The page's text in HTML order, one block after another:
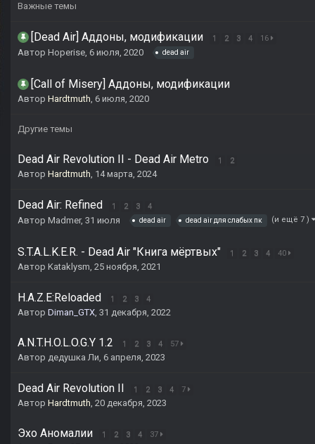
Важные темы
[Dead Air] Аддоны, модификации 1 2 3 4 16
Автор Hoperise, 6 июля, 2020 dead air
[Call of Misery] Аддоны, модификации
Автор Hardtmuth, 6 июля, 2020
Другие темы
Dead Air Revolution II - Dead Air Metro 1 2
Автор Hardtmuth, 14 марта, 2024
Dead Air: Refined 1 2 3 4
Автор Madmer, 31 июля dead air dead air для слабых пк (и ещё 7 )
S.T.A.L.K.E.R. - Dead Air "Книга мёртвых" 1 2 3 4 40
Автор Kataklysm, 25 ноября, 2021
H.A.Z.E:Reloaded 1 2 3 4
Автор Diman_GTX, 31 декабря, 2022
A.N.T.H.O.L.O.G.Y 1.2 1 2 3 4 57
Автор дедушка Ли, 6 апреля, 2023
Dead Air Revolution II 1 2 3 4 7
Автор Hardtmuth, 20 декабря, 2023
Эхо Аномалии 1 2 3 4 37